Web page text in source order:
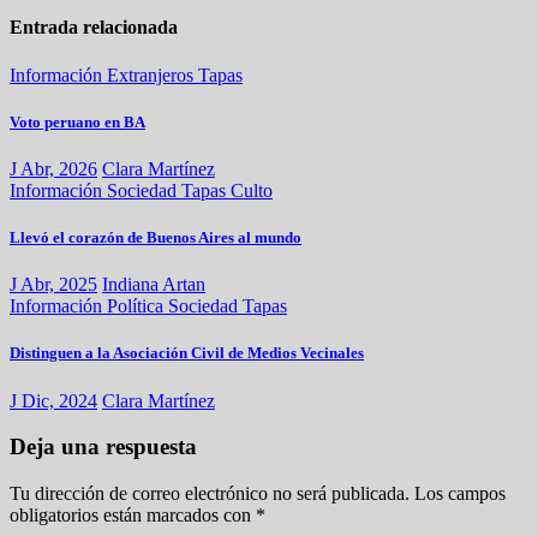
Entrada relacionada
Información Extranjeros Tapas
Voto peruano en BA
J Abr, 2026 Clara Martínez
Información Sociedad Tapas Culto
Llevó el corazón de Buenos Aires al mundo
J Abr, 2025 Indiana Artan
Información Política Sociedad Tapas
Distinguen a la Asociación Civil de Medios Vecinales
J Dic, 2024 Clara Martínez
Deja una respuesta
Tu dirección de correo electrónico no será publicada. Los campos
obligatorios están marcados con *